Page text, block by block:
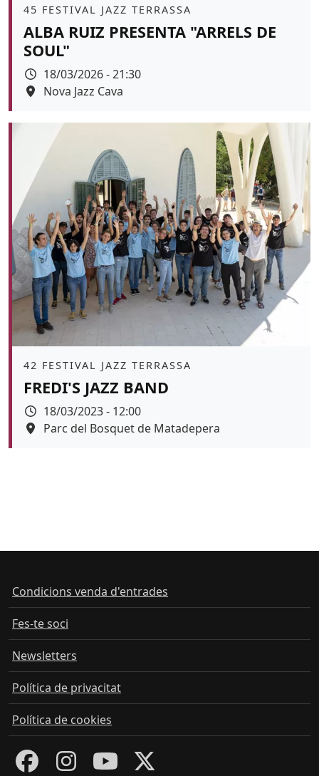
Àmbit
45 FESTIVAL JAZZ TERRASSA
ALBA RUIZ PRESENTA "ARRELS DE
SOUL"
Data
18/03/2026 - 21:30
Espai
Nova Jazz Cava
Àmbit
42 FESTIVAL JAZZ TERRASSA
FREDI'S JAZZ BAND
Data
18/03/2023 - 12:00
Espai
Parc del Bosquet de Matadepera
Condicions venda d'entrades
Fes-te soci
Newsletters
Política de privacitat
Política de cookies